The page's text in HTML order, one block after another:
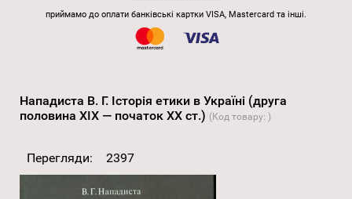
приймамо до оплати банківські картки VISA, Mastercard та інші.
Нападиста В. Г. Історія етики в Україні (друга
половина XIX — початок XX ст.) (Код товару: )
Перегляди: 2397